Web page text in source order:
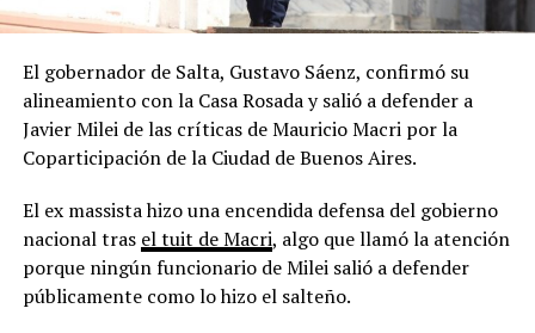
El gobernador de Salta, Gustavo Sáenz, confirmó su
alineamiento con la Casa Rosada y salió a defender a
Javier Milei de las críticas de Mauricio Macri por la
Coparticipación de la Ciudad de Buenos Aires.
El ex massista hizo una encendida defensa del gobierno
nacional tras el tuit de Macri, algo que llamó la atención
porque ningún funcionario de Milei salió a defender
públicamente como lo hizo el salteño.